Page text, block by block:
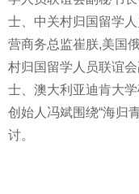
士、中关村归国留学
营商务总监崔朕,美国
村归国留学人员联谊
士、澳大利亚迪肯大
创始人冯斌围绕“海归
讨。